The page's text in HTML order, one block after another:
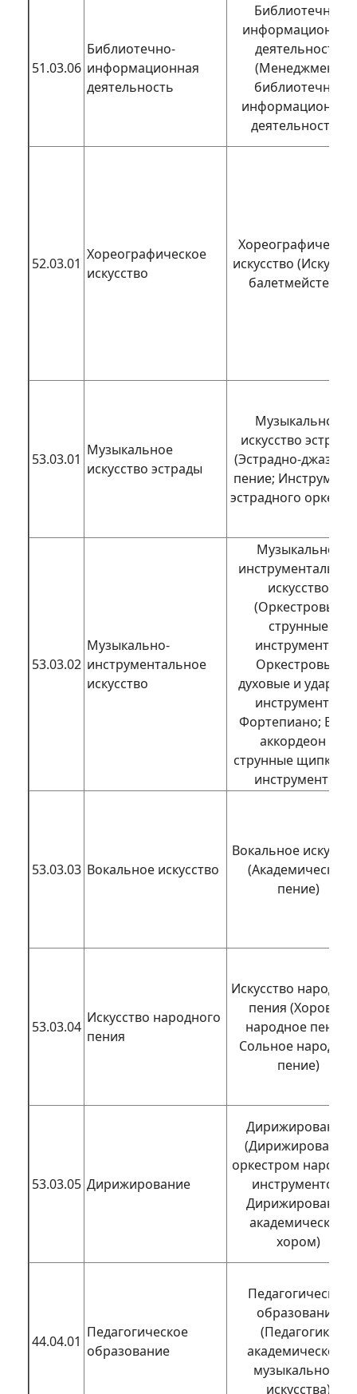
51.03.06
Библиотечно-
информационная
деятельность
Библиотечно-
информационная
деятельность
(Менеджмент
библиотечно-
информационной
деятельности)
52.03.01
Хореографическое
искусство
Хореографическое
искусство
балетмейстера)
53.03.01
Музыкальное
искусство эстрады
Музыкальное
искусство эстрады
(Эстрадно-
пение;
эстрадного
53.03.02
Музыкально-
инструментальное
искусство
Музыкально-
инструментальное
искусство
(Оркестровые
струнные
инструменты;
Оркестровые
духовые и ударные
инструменты;
Фортепиано; Баян,
аккордеон и
струнные
инструменты)
53.03.03 Вокальное искусство
Вокальное
(Академическое
пение)
53.03.04
Искусство народного
пения
Искусство
пения (Хоровое
народное пение;
Сольное народное
пение)
53.03.05 Дирижирование
Дирижирование
(Дирижирование
оркестром
инструментов;
Дирижирование
академическим
хором)
44.04.01
Педагогическое
образование
Педагогическое
образование
(Педагогика
академического
музыкального
искусства)